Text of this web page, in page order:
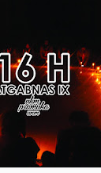
Next Summer
Cake
Your Reality
Forest